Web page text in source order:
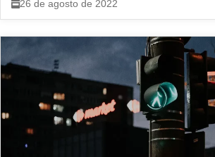
26 de agosto de 2022